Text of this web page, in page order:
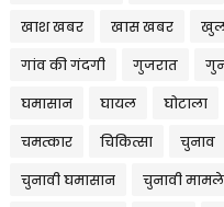
खाश खबर खास खबर
गांव की गंदगी गुजरात
घमासान घायल घोटाला
चमत्कार चिकित्सा चुनाव
चुनावी घमासान चुनावी मामले